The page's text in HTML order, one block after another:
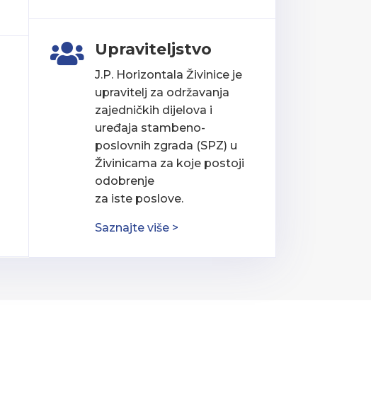
 Upraviteljstvo
J.P. Horizontala Živinice je
upravitelj za održavanja
zajedničkih dijelova i
uređaja stambeno-
poslovnih zgrada (SPZ) u
Živinicama za koje postoji
odobrenje
za iste poslove.
Saznajte više >